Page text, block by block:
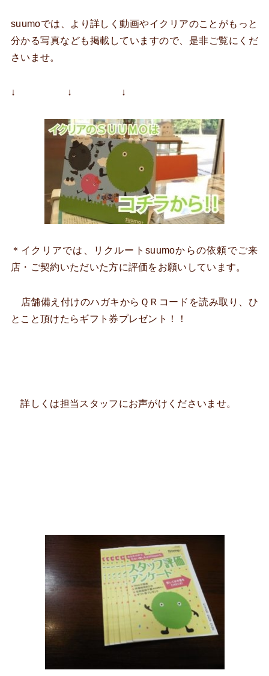
suumoでは、より詳しく動画やイクリアのことがもっと
分かる写真なども掲載していますので、是非ご覧にくだ
さいませ。
↓ ↓ ↓
＊イクリアでは、リクルートsuumoからの依頼でご来
店・ご契約いただいた方に評価をお願いしています。
店舗備え付けのハガキからＱＲコードを読み取り、ひ
とこと頂けたらギフト券プレゼント！！
詳しくは担当スタッフにお声がけくださいませ。